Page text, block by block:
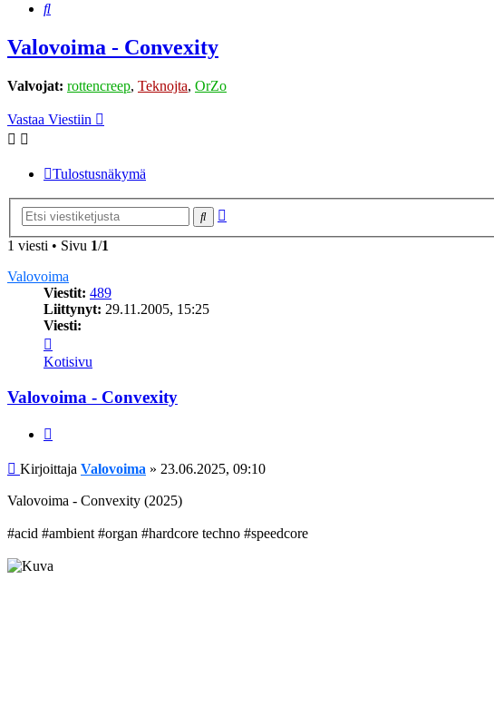
Etsi
Valovoima - Convexity
Valvojat: rottencreep, Teknojta, OrZo
Vastaa Viestiin
Tulostusnäkymä
Etsi
1 viesti • Sivu 1/1
Valovoima
Viestit: 489
Liittynyt: 29.11.2005, 15:25
Viesti:
Valovoima
Kotisivu
Valovoima - Convexity
Viesti
Kirjoittaja Valovoima » 23.06.2025, 09:10
Valovoima - Convexity (2025)
#acid #ambient #organ #hardcore techno #speedcore